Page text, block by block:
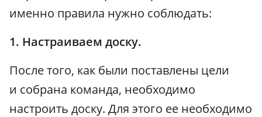
именно правила нужно соблюдать:
1. Настраиваем доску.
После того, как были поставлены цели
и собрана команда, необходимо
настроить доску. Для этого ее необходимо